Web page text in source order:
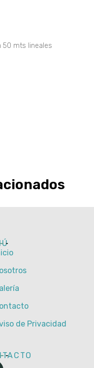
50 mts lineales
de Privacidad